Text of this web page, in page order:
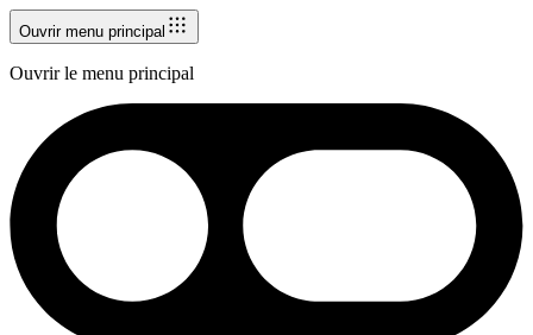
Ouvrir menu principal
Ouvrir le menu principal